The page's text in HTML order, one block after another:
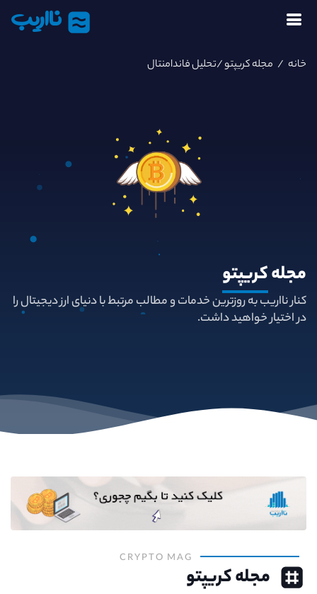
نااریب
خانه / مجله کریپتو/تحلیل فاندامنتال
مجلهکریپتو
کنار نااریب به روزترین خدمات و مطالب مرتبط با دنیای ارز دیجیتال را
در اختیار خواهید داشت.
CRYPTO MAG
مجله کریپتو